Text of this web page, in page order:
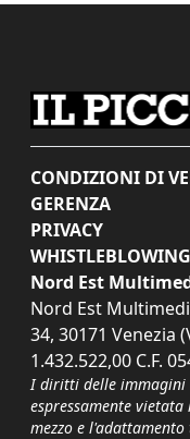
CONDIZIONI DI
GERENZA
PRIVACY
WHISTLEBLOWING
Nord Est
Nord Est
34, 30171 Venezia
1.432.522,00 C.F.
I diritti delle immagini
espressamente
mezzo e